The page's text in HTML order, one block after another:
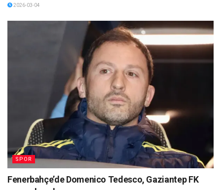
2026-03-04
SPOR
Fenerbahçe’de Domenico Tedesco, Gaziantep FK